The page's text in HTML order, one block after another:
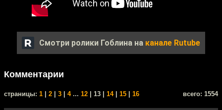
Смотри ролики Гоблина на канале Rutube
Комментарии
cтраницы: 1 2 3 4... 12 | 13 | 14| 15 16 всего: 1554